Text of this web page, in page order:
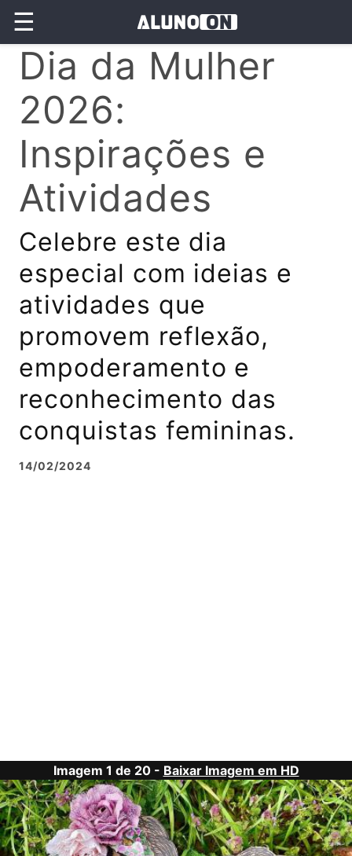
☰
Dia da Mulher
2026:
Inspirações e
Atividades
Celebre este dia
especial com ideias e
atividades que
promovem reflexão,
empoderamento e
reconhecimento das
conquistas femininas.
14/02/2024
Imagem 1 de 20 - Baixar Imagem em HD